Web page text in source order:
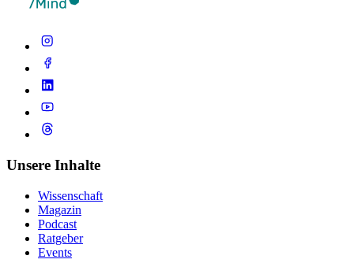
Unsere Inhalte
Wissenschaft
Magazin
Podcast
Ratgeber
Events